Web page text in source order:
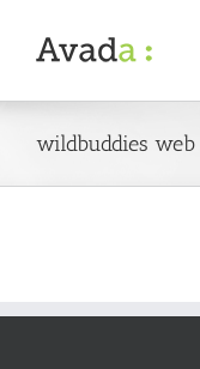
content
wildbuddies web